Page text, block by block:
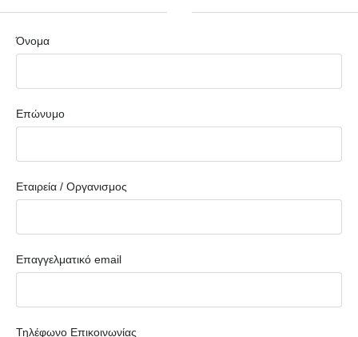
Όνομα
Επώνυμο
Εταιρεία / Οργανισμος
Επαγγελματικό email
Τηλέφωνο Επικοινωνίας